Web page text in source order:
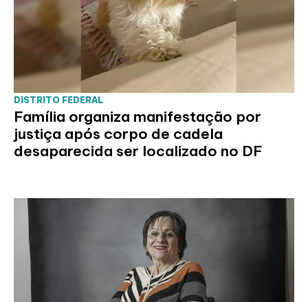
DISTRITO FEDERAL
Família organiza manifestação por
justiça após corpo de cadela
desaparecida ser localizado no DF